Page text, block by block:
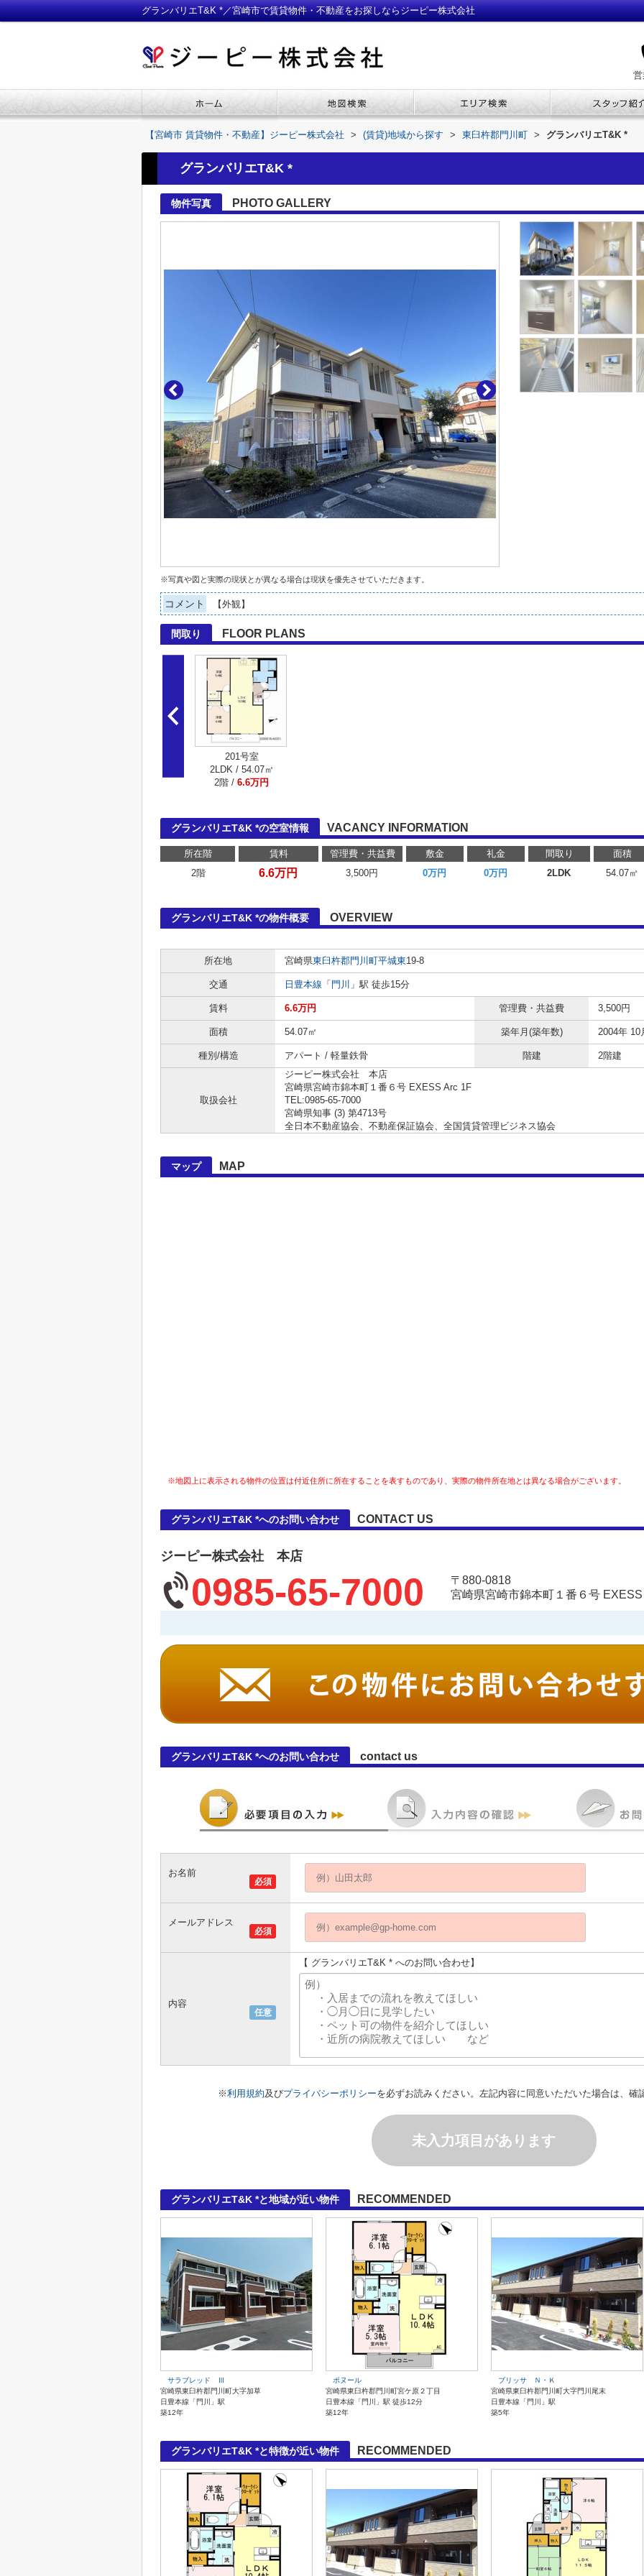
グランバリエT&K *／宮崎市で賃貸物件・不動産をお探しならジーピー株式会社
【宮崎市 賃貸物件・不動産】ジーピー株式会社 > (賃貸)地域から探す > 東臼杵郡門川町 > グランバリエT&K *
グランバリエT&K *
物件写真 PHOTO GALLERY
※写真や図と実際の現状とが異なる場合は現状を優先させていただきます。
コメント 【外観】
間取り FLOOR PLANS
201号室
2LDK / 54.07㎡
2階 / 6.6万円
グランバリエT&K *の空室情報 VACANCY INFORMATION
所在階 賃料 管理費・共益費 敷金 礼金 間取り
面積
2階
6.6万円 3,500円 0万円 0万円 2LDK 54.07㎡
グランバリエT&K *の物件概要 OVERVIEW
所在地 宮崎県東臼杵郡門川町平城東19-8
交通 日豊本線 「 門川 」駅 徒歩15分
賃料 6.6万円 管理費・共益費 3,500円
面積 54.07㎡ 築年月(築年数) 2004年 10
種別/構造 アパート / 軽量鉄骨 階建 2階建
取扱会社
ジーピー株式会社 本店
宮崎県宮崎市錦本町１番６号 EXESS Arc 1F
TEL:0985-65-7000
宮崎県知事 (3) 第4713号
全日本不動産協会、不動産保証協会、全国賃貸管理ビジネス協会
マップ MAP
※地図上に表示される物件の位置は付近住所に所在することを表すものであり、実際の物件所在地とは異なる場合がございます。
グランバリエT&K *へのお問い合わせ CONTACT US
ジーピー株式会社 本店
0985-65-7000
〒880-0818
宮崎県宮崎市錦本町１番６号
グランバリエT&K *へのお問い合わせ contact us
必須
お名前
必須
メールアドレス
任意
内容
【 グランバリエT&K * へのお問い合わせ】
※利用規約及びプライバシーポリシーを必ずお読みください。左記内容に同意いただいた場合は、確
未入力項目があります
グランバリエT&K *と地域が近い物件 RECOMMENDED
サラブレッド Ⅲ
宮崎県東臼杵郡門川町大字加草
日豊本線「門川」駅
築12年
ポヌール
宮崎県東臼杵郡門川町宮ケ原２丁目
日豊本線「門川」駅 徒歩12分
築12年
ブリッサ Ｎ・Ｋ
宮崎県東臼杵郡門川町大字門川尾末
日豊本線「門川」駅
築5年
グランバリエT&K *と特徴が近い物件 RECOMMENDED